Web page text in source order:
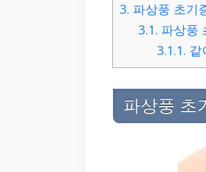
3. 파상풍 초기
3.1. 파상풍
3.1.1. 같
파상풍 초